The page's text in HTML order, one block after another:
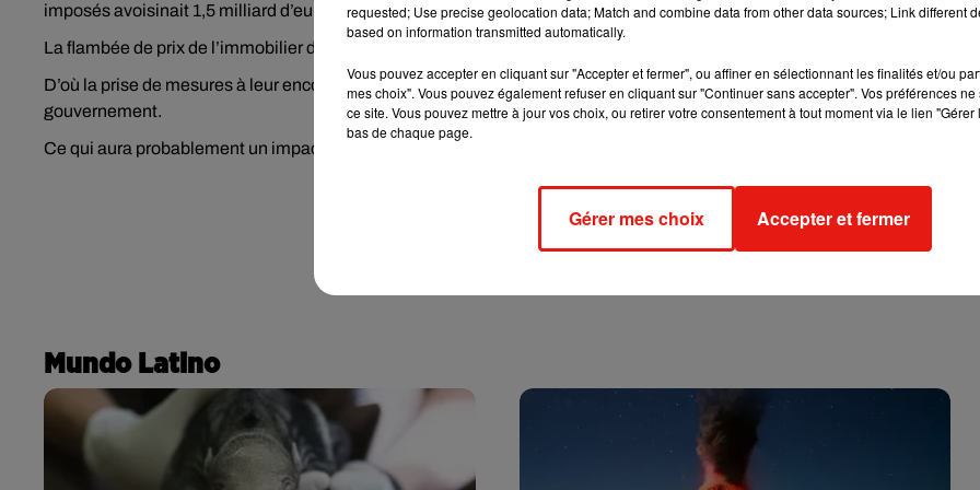
imposés avoisinait 1,5 milliard d’euros, un manque à gagner considérable pour le gouvernement.
La flambée de prix de l’immobilier demeure bien plus préjudiciable pour les Portugais que les "résidents non-habituels".
D’où la prise de mesures à leur encontre pour rétablir une justice fiscale et sociale plus en accord avec le souhait du
gouvernement.
Ce qui aura probablement un impact sur l’attrait du pays auprès de ses éventuels résidents étrangers.
Mundo Latino
requested; Use precise geolocation data; Match and combine data from other data sources; Link different
based on information transmitted automatically.
Vous pouvez accepter en cliquant sur "Accepter et fermer", ou affiner en sélectionnant les finalités et/ou
mes choix". Vous pouvez également refuser en cliquant sur "Continuer sans accepter". Vos préférences
ce site. Vous pouvez mettre à jour vos choix, ou retirer votre consentement à tout moment via le lien
bas de chaque page.
Gérer mes choix Accepter et fermer